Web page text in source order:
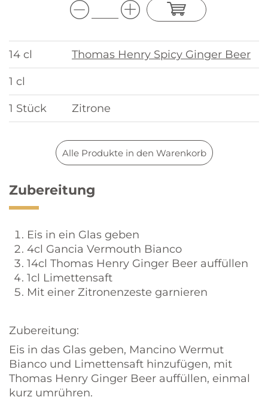
14 cl Thomas Henry Spicy Ginger Beer
1 cl
1 Stück Zitrone
Alle Produkte in den Warenkorb
Zubereitung
Eis in ein Glas geben
4cl Gancia Vermouth Bianco
14cl Thomas Henry Ginger Beer auffüllen
1cl Limettensaft
Mit einer Zitronenzeste garnieren
Zubereitung:
Eis in das Glas geben, Mancino Wermut
Bianco und Limettensaft hinzufügen, mit
Thomas Henry Ginger Beer auffüllen, einmal
kurz umrühren.